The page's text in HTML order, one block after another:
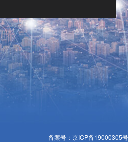
备案号： 京ICP备19000305号